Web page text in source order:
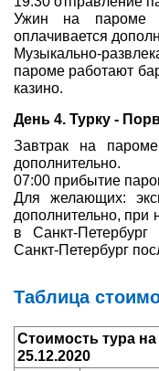
Ужин на пароме
оплачивается
Музыкально-
пароме работают
казино.
День 4. Турку -
Завтрак на
дополнительно.
07:00 прибытие
Для желающих:
дополнительно, при
в Санкт-
Санкт-Петербург
Таблица
Стоимость тура
25.12.2020